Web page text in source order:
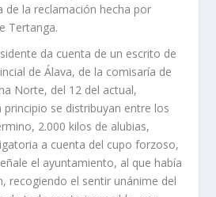
de la reclamación hecha por
Tertanga.
da cuenta de un escrito de
de Álava, de la comisaría de
Norte, del 12 del actual,
se distribuyan entre los
2.000 kilos de alubias,
a cuenta del cupo forzoso,
el ayuntamiento, al que había
recogiendo el sentir unánime del